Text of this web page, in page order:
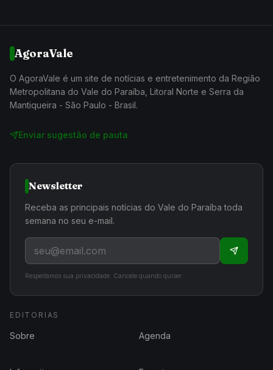
AgoraVale
O AgoraVale é um site de notícias e entretenimento da Região
Metropolitana do Vale do Paraíba, Litoral Norte e Serra da
Mantiqueira - São Paulo - Brasil.
Enviar sugestão de pauta
Newsletter
Receba as principais notícias do Vale do Paraíba toda
semana no seu e-mail.
Respeitamos sua privacidade. Cancele quando quiser.
EDITORIAS
Sobre Agenda